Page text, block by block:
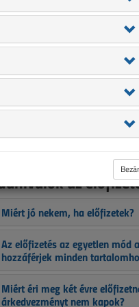
olvasmánya
igényes, a szakma aktualitásait
A VL
a szakmánkat érintő
szakcikkeink
ÉRDEKEL AZ
az
Miért jó nekem, ha előfizetek?
Az előfizetés az egyetlen mód
hozzáférjek minden
Miért éri meg két évre
árkedvezményt nem kapok?
Bezár